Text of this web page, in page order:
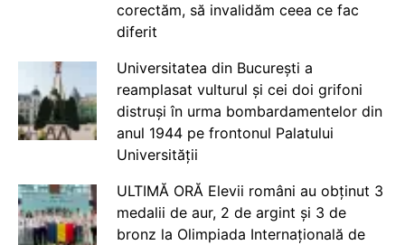
corectăm, să invalidăm ceea ce fac
diferit
Universitatea din București a
reamplasat vulturul și cei doi grifoni
distruși în urma bombardamentelor din
anul 1944 pe frontonul Palatului
Universității
ULTIMĂ ORĂ Elevii români au obținut 3
medalii de aur, 2 de argint și 3 de
bronz la Olimpiada Internațională de